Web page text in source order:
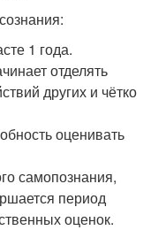
1 года.
отделять
других и чётко
оценивать
самопознания,
период
оценок.